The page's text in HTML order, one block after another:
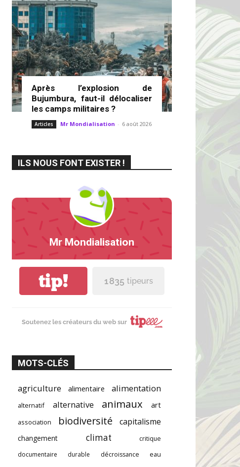
Après l’explosion de
Bujumbura, faut-il délocaliser
les camps militaires ?
Articles Mr Mondialisation - 6 août 2026
ILS NOUS FONT EXISTER !
Mr Mondialisation
tip! 1 835 tipeurs
Soutenez les créateurs du web sur
MOTS-CLÉS
agriculture alimentaire alimentation
alternatif alternative animaux art
association biodiversité capitalisme
changement climat
critique
documentaire
durable décroissance eau